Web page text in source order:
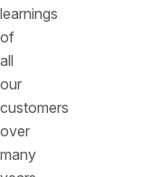
learnings
of
all
our
customers
over
many